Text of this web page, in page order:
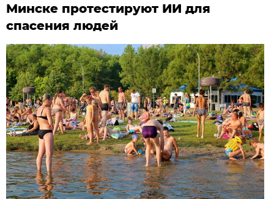
Минске протестируют ИИ для
спасения людей